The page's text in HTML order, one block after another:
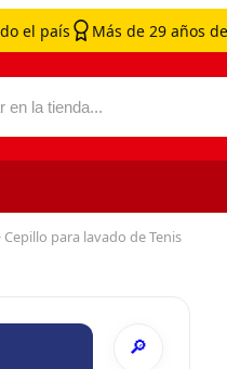
el país Más de 29 años
para lavado de Tenis